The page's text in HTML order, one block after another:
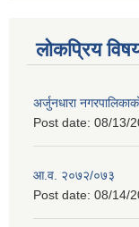
लोकप्रिय
अर्जुनधारा
Post date: 08/13/
आ.व. २०७२/०७३
Post date: 08/14/